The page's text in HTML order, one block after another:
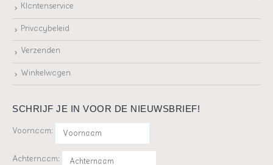
Klantenservice
Privacybeleid
Verzenden
Winkelwagen
SCHRIJF JE IN VOOR DE NIEUWSBRIEF!
Voornaam:
Achternaam: